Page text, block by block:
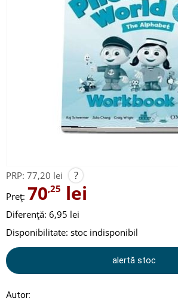
PRP: 77,20 lei ?
Preț: 70,25 lei
Diferență: 6,95 lei
Disponibilitate: stoc indisponibil
alertă stoc
Autor: